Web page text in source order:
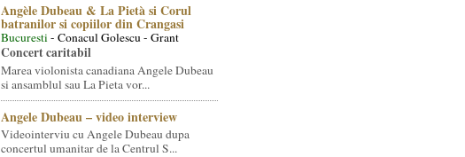
Angèle Dubeau & La Pietà si Corul
batranilor si copiilor din Crangasi
Bucuresti- Conacul Golescu - Grant
Concert caritabil
Marea violonista canadiana Angele Dubeau
si ansamblul sau La Pieta vor...
Angele Dubeau – video interview
Videointerviu cu Angele Dubeau dupa
concertul umanitar de la Centrul S...